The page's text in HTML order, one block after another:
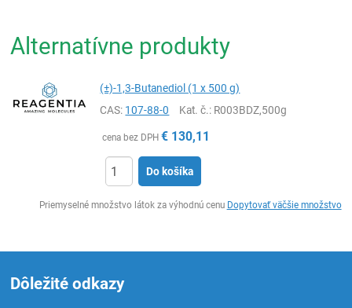
Alternatívne produkty
(±)-1,3-Butanediol (1 x 500 g)
CAS: 107-88-0 Kat. č.: R003BDZ,500g
cena bez DPH € 130,11
Do košíka
Priemyselné množstvo látok za výhodnú cenu Dopytovať väčšie množstvo
Dôležité odkazy